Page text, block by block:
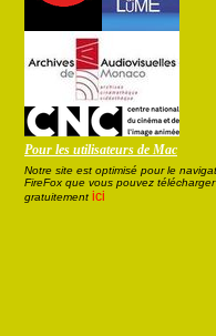
Pour les utilisateurs de Mac
Notre site est optimisé pour le
FireFox que vous pouvez télécharger
gratuitement ici